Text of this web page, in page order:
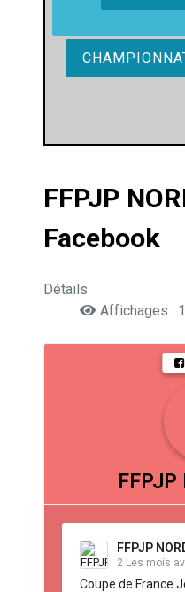
FFPJP
Facebook
Détails
Affichages :
FFPJP
2 Les mois